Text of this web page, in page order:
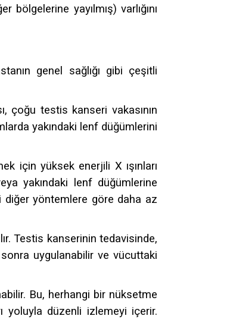
yayılmış) varlığını
genel sağlığı gibi çeşitli
çoğu testis kanseri vakasının
yakındaki lenf düğümlerini
için yüksek enerjili X ışınları
yakındaki lenf düğümlerine
diğer yöntemlere göre daha az
Testis kanserinin tedavisinde,
uygulanabilir ve vücuttaki
Bu, herhangi bir nüksetme
düzenli izlemeyi içerir.